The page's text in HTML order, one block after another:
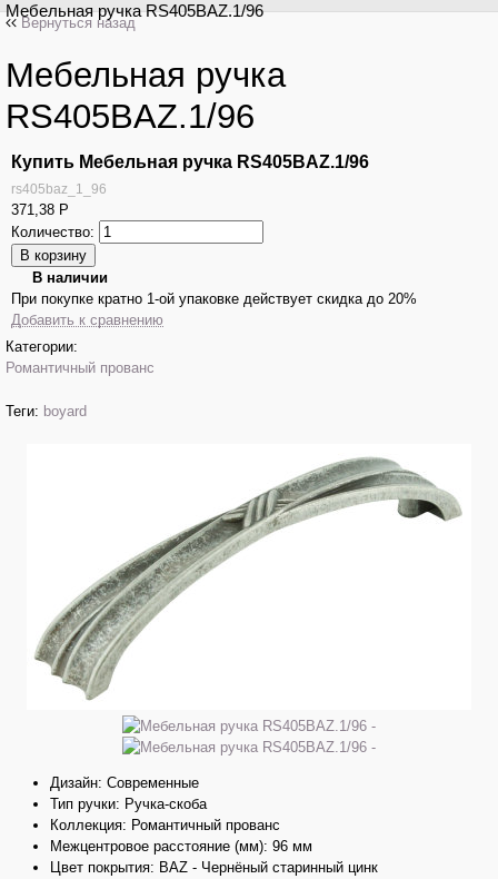
Мебельная ручка RS405BAZ.1/96
Вернуться назад
Мебельная ручка
RS405BAZ.1/96
Купить Мебельная ручка RS405BAZ.1/96
rs405baz_1_96
371,38 Р
Количество:
В наличии
При покупке кратно 1-ой упаковке действует скидка до 20%
Добавить к сравнению
Категории:
Романтичный прованс
Теги: boyard
Дизайн: Современные
Тип ручки: Ручка-скоба
Коллекция: Романтичный прованс
Межцентровое расстояние (мм): 96 мм
Цвет покрытия: BAZ - Чернёный старинный цинк